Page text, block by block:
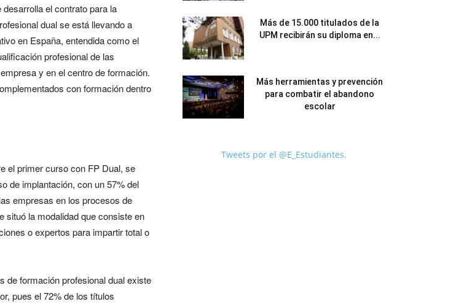
el contrato para la
dual se está llevando a
en España, entendida como el
profesional de las
y en el centro de formación.
con formación dentro
el primer curso con FP Dual, se
de implantación, con un 57% del
empresas en los procesos de
situó la modalidad que consiste en
o expertos para impartir total o
de formación profesional dual existe
pues el 72% de los títulos
Más de 15.000 titulados de la
UPM recibirán su diploma en...
Más herramientas y prevención
para combatir el abandono
escolar
Tweets por el @E_Estudiantes.